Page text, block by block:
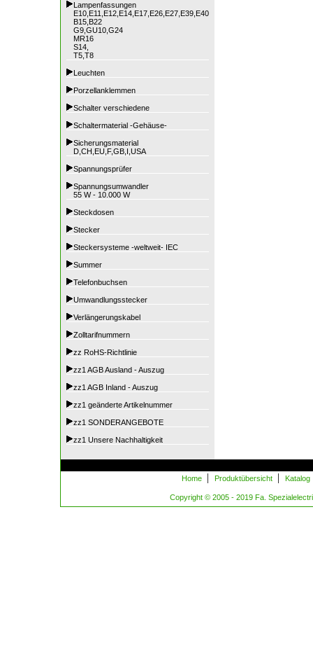
Lampenfassungen
E10,E11,E12,E14,E17,E26,E27,E39,E40
B15,B22
G9,GU10,G24
MR16
S14,
T5,T8
Leuchten
Porzellanklemmen
Schalter verschiedene
Schaltermaterial -Gehäuse-
Sicherungsmaterial
D,CH,EU,F,GB,I,USA
Spannungsprüfer
Spannungsumwandler
55 W - 10.000 W
Steckdosen
Stecker
Steckersysteme -weltweit- IEC
Summer
Telefonbuchsen
Umwandlungsstecker
Verlängerungskabel
Zolltarifnummern
zz RoHS-Richtlinie
zz1 AGB Ausland - Auszug
zz1 AGB Inland - Auszug
zz1 geänderte Artikelnummer
zz1 SONDERANGEBOTE
zz1 Unsere Nachhaltigkeit
Home | Produktübersicht | Katalog
Copyright © 2005 - 2019 Fa.